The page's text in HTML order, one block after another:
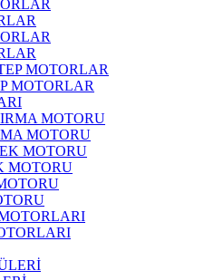
MOTORLAR
MOTORU
MOTORU